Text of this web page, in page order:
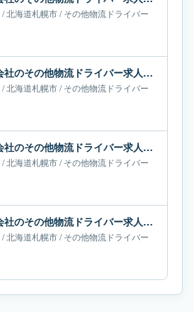
/北海道札幌市/その他物流ドライバー
札幌エムケイ株式会社のその他物流ドライバー求人｜北海道札幌市｜月給65万-68万円
/北海道札幌市/その他物流ドライバー
札幌エムケイ株式会社のその他物流ドライバー求人｜北海道札幌市｜月給61万-67万円
/北海道札幌市/その他物流ドライバー
札幌エムケイ株式会社のその他物流ドライバー求人｜北海道札幌市
/北海道札幌市/その他物流ドライバー